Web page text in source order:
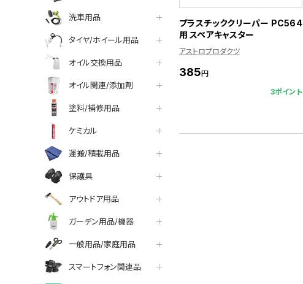
洗車用品
タイヤ/ホイール用品
オイル交換用品
オイル関連/添加剤
塗料/補修用品
ケミカル
運搬/積載用品
保護具
アウトドア用品
ガーデン用品/機器
一般用品/家庭用品
スマートフォン関連品
プラスチッククリーパー PC564
用 スペアキャスター
アストロプロダクツ
385円
3ポイント